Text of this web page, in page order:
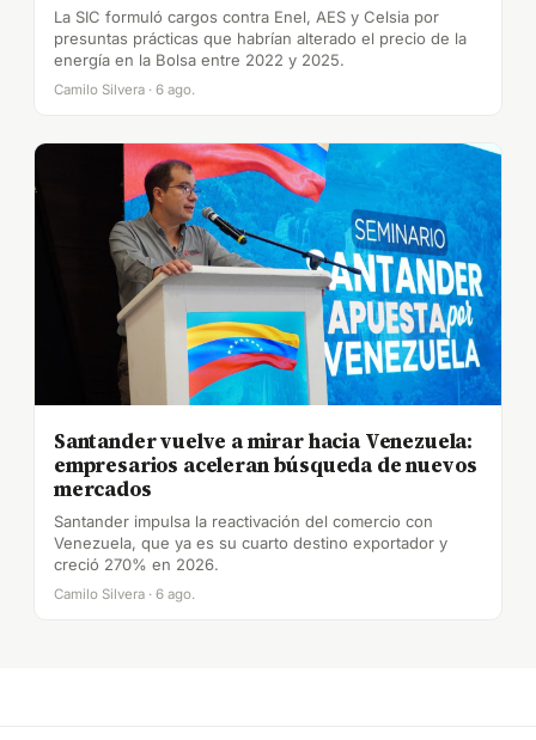
La SIC formuló cargos contra Enel, AES y Celsia por
presuntas prácticas que habrían alterado el precio de la
energía en la Bolsa entre 2022 y 2025.
Camilo Silvera · 6 ago.
Santander vuelve a mirar hacia Venezuela:
empresarios aceleran búsqueda de nuevos
mercados
Santander impulsa la reactivación del comercio con
Venezuela, que ya es su cuarto destino exportador y
creció 270% en 2026.
Camilo Silvera · 6 ago.